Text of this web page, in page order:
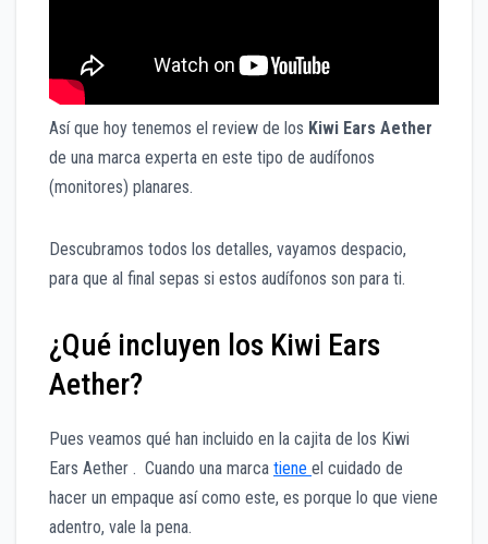
Así que hoy tenemos el review de los Kiwi Ears Aether
de una marca experta en este tipo de audífonos
(monitores) planares.
Descubramos todos los detalles, vayamos despacio,
para que al final sepas si estos audífonos son para ti.
¿Qué incluyen los Kiwi Ears
Aether?
Pues veamos qué han incluido en la cajita de los Kiwi
Ears Aether . Cuando una marca tiene el cuidado de
hacer un empaque así como este, es porque lo que viene
adentro, vale la pena.